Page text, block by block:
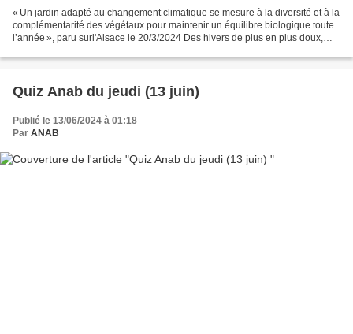
« Un jardin adapté au changement climatique se mesure à la diversité et à la
complémentarité des végétaux pour maintenir un équilibre biologique toute
l’année », paru surl'Alsace le 20/3/2024 Des hivers de plus en plus doux,
Quiz Anab du jeudi (13 juin)
Publié le 13/06/2024 à 01:18
Par ANAB